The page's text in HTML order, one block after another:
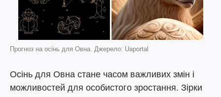
Прогноз на осінь для Овна. Джерело: Uaportal
Осінь для Овна стане часом важливих змін і
можливостей для особистого зростання. Зірки